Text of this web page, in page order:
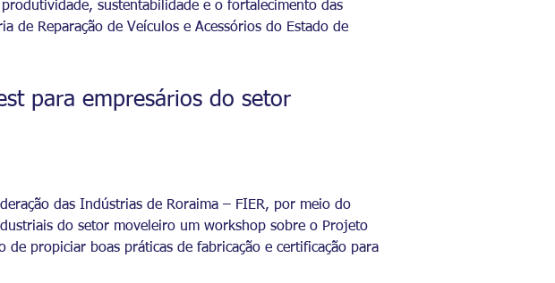
sustentabilidade e o fortalecimento das
de Reparação de Veículos e Acessórios do Estado de
para empresários do setor
das Indústrias de Roraima – FIER, por meio do
do setor moveleiro um workshop sobre o Projeto
propiciar boas práticas de fabricação e certificação para